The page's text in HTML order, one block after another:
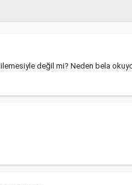
değil mi? Neden bela